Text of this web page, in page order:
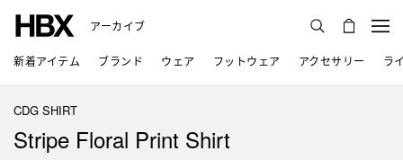
アーカイブ
新着アイテム ブランド ウェア フットウェア アクセサリー ラ
CDG SHIRT
Stripe Floral Print Shirt